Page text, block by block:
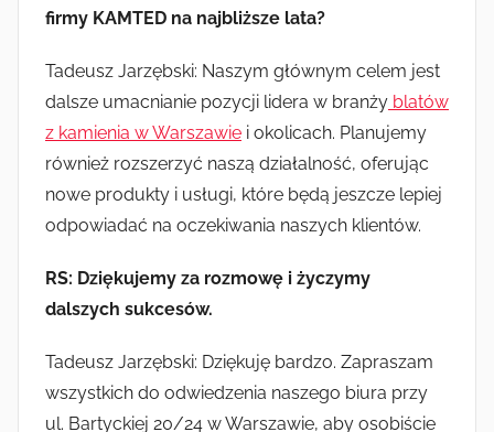
firmy KAMTED na najbliższe lata?
Tadeusz Jarzębski: Naszym głównym celem jest
dalsze umacnianie pozycji lidera w branży blatów
z kamienia w Warszawie i okolicach. Planujemy
również rozszerzyć naszą działalność, oferując
nowe produkty i usługi, które będą jeszcze lepiej
odpowiadać na oczekiwania naszych klientów.
RS: Dziękujemy za rozmowę i życzymy
dalszych sukcesów.
Tadeusz Jarzębski: Dziękuję bardzo. Zapraszam
wszystkich do odwiedzenia naszego biura przy
ul. Bartyckiej 20/24 w Warszawie, aby osobiście